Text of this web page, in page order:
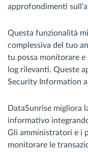
approfondimenti
Questa funzionalità
complessiva del tuo
tu possa monitorare
log rilevanti. Queste
Security Information
DataSunrise migliora
informativo
Gli amministratori e i
monitorare le